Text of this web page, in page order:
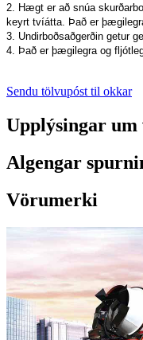
2. Hægt er að snúa
keyrt tvíátta. Það er
3. Undirboðsaðgerðin getur
4. Það er þægilegra og
Sendu tölvupóst til okkar
Upplýsingar um
Algengar
Vörumerki